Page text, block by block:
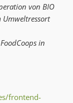
von BIO
Umweltressort
in
frontend-